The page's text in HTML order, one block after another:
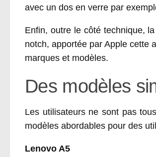
avec un dos en verre par
Enfin, outre le côté technique,
notch, apportée par Apple cette
marques et modèles.
Des modèles
Les utilisateurs ne sont pas
modèles abordables pour des
Lenovo A5